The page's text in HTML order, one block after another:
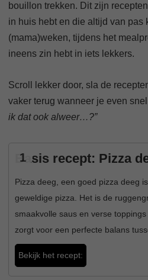
bouillon trekken. Dit zijn
in huis hebt en die altijd van pas
(mama)weken, tijdens het
ineens zin hebt in iets lekkers.
Scroll lekker door, sla de
vaker terug wanneer je even
ik dat ook alweer…?”
1
Basis recept: Pizza
Pizza deeg, een goed pizza deeg
geweldige pizza. Het is de
smaakvolle saus en verse
zorgt voor een perfecte balans
Bekijk het recept: